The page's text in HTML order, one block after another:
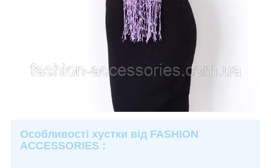
Особливості хустки від FASHION
ACCESSORIES :